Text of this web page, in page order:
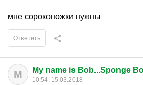
мне сороконожки нужны
Ответить
M My name is Bob...Sponge
10:54, 15.03.2018